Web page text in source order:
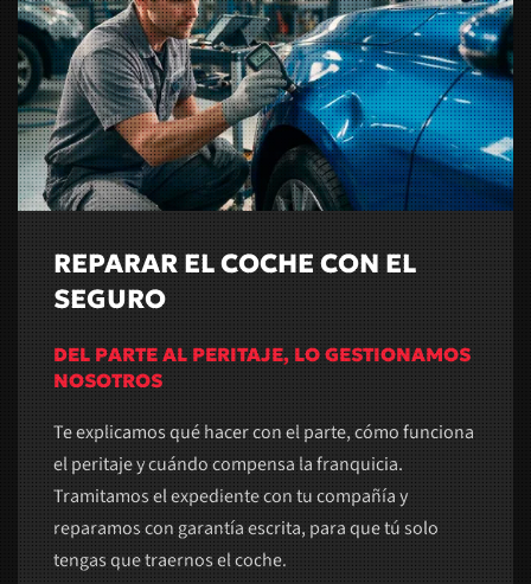
REPARAR EL COCHE CON EL
SEGURO
DEL PARTE AL PERITAJE, LO GESTIONAMOS
NOSOTROS
Te explicamos qué hacer con el parte, cómo funciona
el peritaje y cuándo compensa la franquicia.
Tramitamos el expediente con tu compañía y
reparamos con garantía escrita, para que tú solo
tengas que traernos el coche.